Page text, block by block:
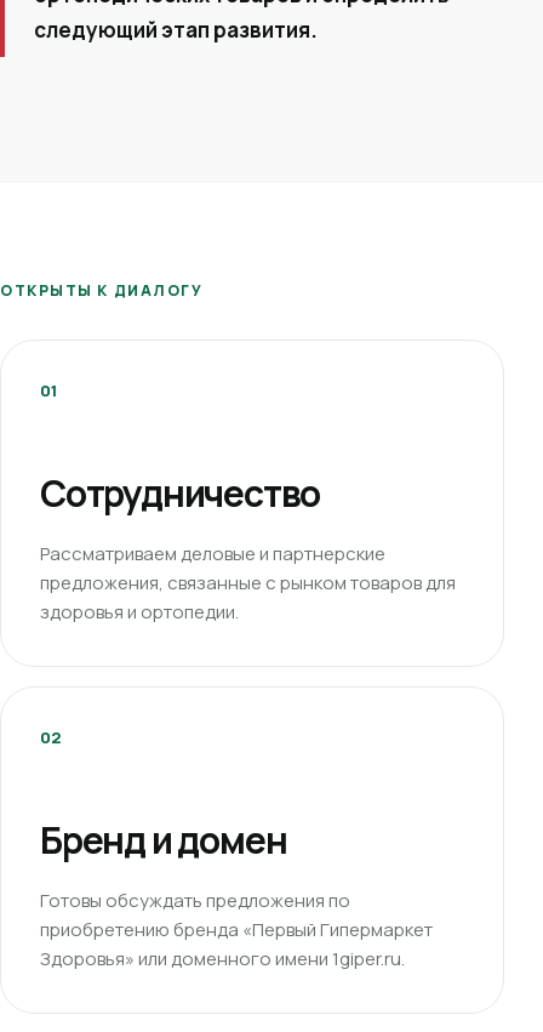
следующий этап развития.
ОТКРЫТЫ К ДИАЛОГУ
01
Сотрудничество
Рассматриваем деловые и партнерские
предложения, связанные с рынком товаров для
здоровья и ортопедии.
02
Бренд и домен
Готовы обсуждать предложения по
приобретению бренда «Первый Гипермаркет
Здоровья» или доменного имени 1giper.ru.